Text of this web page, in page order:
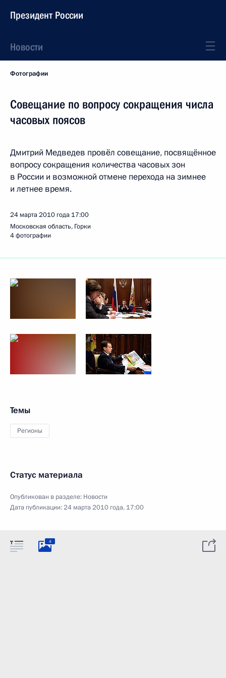
Президент России
Новости
Фотографии
Совещание по вопросу сокращения числа
часовых поясов
Дмитрий Медведев провёл совещание, посвящённое
вопросу сокращения количества часовых зон
в России и возможной отмене перехода на зимнее
и летнее время.
24 марта 2010 года 17:00
Московская область, Горки
4 фотографии
Темы
Регионы
Статус материала
Опубликован в разделе: Новости
Дата публикации:24 марта 2010 года, 17:00
4